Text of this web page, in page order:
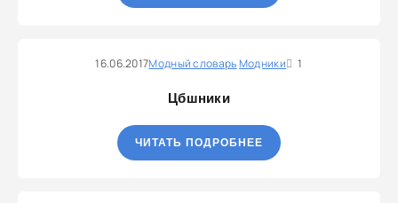
16.06.2017Модный словарьМодники 1
Цбшники
ЧИТАТЬ ПОДРОБНЕЕ